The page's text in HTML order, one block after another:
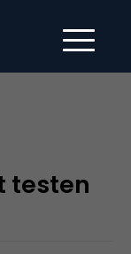
testen